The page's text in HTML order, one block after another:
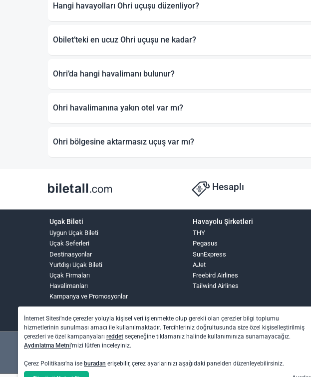
Hangi havayolları Ohri uçuşu düzenliyor?
Obilet’teki en ucuz Ohri uçuşu ne kadar?
Ohri’da hangi havalimanı bulunur?
Ohri havalimanına yakın otel var mı?
Ohri bölgesine aktarmasız uçuş var mı?
Hesaplı
Uçak Bileti
Uygun Uçak Bileti
Uçak Seferleri
Destinasyonlar
Yurtdışı Uçak Bileti
Uçak Firmaları
Havalimanları
Kampanya ve Promosyonlar
Havayolu Şirketleri
THY
Pegasus
SunExpress
AJet
Freebird Airlines
Tailwind Airlines
İnternet Sitesi’nde çerezler yoluyla kişisel veri işlenmekte olup gerekli olan çerezler bilgi toplumu
hizmetlerinin sunulması amacı ile kullanılmaktadır. Tercihleriniz doğrultusunda size özel kişiselleştirilmiş
çerezleri ve özel kampanyaları reddet seçeneğine tıklamanız halinde kullanımınıza sunamayacağız.
Aydınlatma Metni’mizi lütfen inceleyiniz.
Çerez Politikası’na ise buradan erişebilir, çerez ayarlarınızı aşağıdaki panelden düzenleyebilirsiniz.